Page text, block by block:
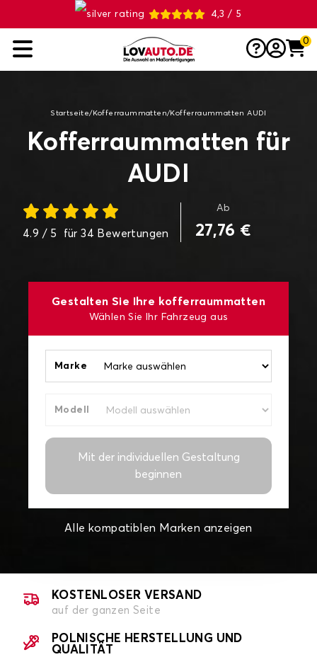
4,3 / 5
0
Startseite/ Kofferraummatten/Kofferraummatten AUDI
Kofferraummatten für
AUDI
4.9 / 5 für 34 Bewertungen
Ab
27,76 €
Gestalten Sie Ihre kofferraummatten
Wählen Sie Ihr Fahrzeug aus
Marke
Modell
Mit der individuellen Gestaltung
beginnen
Alle kompatiblen Marken anzeigen
KOSTENLOSER VERSAND
auf der ganzen Seite
POLNISCHE HERSTELLUNG UND
QUALITÄT